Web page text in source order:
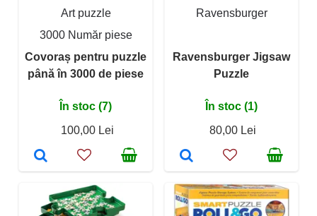
Art puzzle
3000 Număr piese
Covoraș pentru puzzle
până în 3000 de piese
În stoc (7)
100,00 Lei
Ravensburger
Ravensburger Jigsaw
Puzzle
În stoc (1)
80,00 Lei